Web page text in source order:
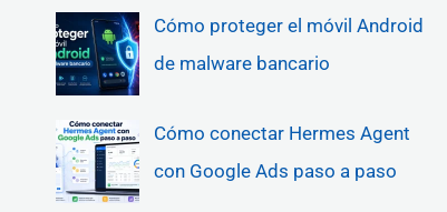
Cómo proteger el móvil Android
de malware bancario
Cómo conectar Hermes Agent
con Google Ads paso a paso